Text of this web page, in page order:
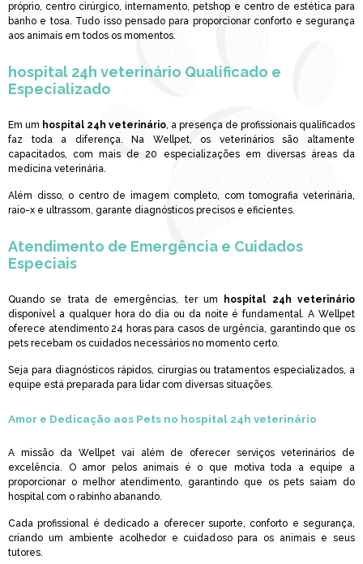
próprio, centro cirúrgico, internamento, petshop e centro de estética para
banho e tosa. Tudo isso pensado para proporcionar conforto e segurança
aos animais em todos os momentos.
hospital 24h veterinário Qualificado e
Especializado
Em um hospital 24h veterinário, a presença de profissionais qualificados
faz toda a diferença. Na Wellpet, os veterinários são altamente
capacitados, com mais de 20 especializações em diversas áreas da
medicina veterinária.
Além disso, o centro de imagem completo, com tomografia veterinária,
raio-x e ultrassom, garante diagnósticos precisos e eficientes.
Atendimento de Emergência e Cuidados
Especiais
Quando se trata de emergências, ter um
hospital 24h veterinário
disponível a qualquer hora do dia ou da noite é fundamental. A Wellpet
oferece atendimento 24 horas para casos de urgência, garantindo que os
pets recebam os cuidados necessários no momento certo.
Seja para diagnósticos rápidos, cirurgias ou tratamentos especializados, a
equipe está preparada para lidar com diversas situações.
Amor e Dedicação aos Pets no hospital 24h veterinário
A missão da Wellpet vai além de oferecer serviços veterinários de
excelência. O amor pelos animais é o que motiva toda a equipe a
proporcionar o melhor atendimento, garantindo que os pets saiam do
hospital com o rabinho abanando.
Cada profissional é dedicado a oferecer suporte, conforto e segurança,
criando um ambiente acolhedor e cuidadoso para os animais e seus
tutores.